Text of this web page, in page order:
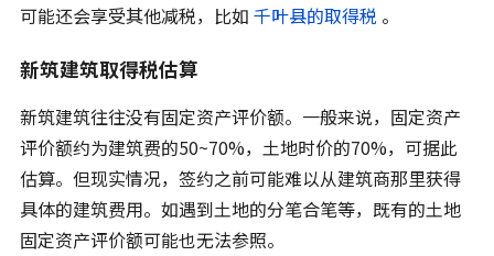
可能还会享受其他减税，比如 千叶县的取得税 。
新筑建筑取得税估算
新筑建筑往往没有固定资产评价额。一般来说，固定资产
评价额约为建筑费的50~70%，土地时价的70%，可据此
估算。但现实情况，签约之前可能难以从建筑商那里获得
具体的建筑费用。如遇到土地的分笔合笔等，既有的土地
固定资产评价额可能也无法参照。